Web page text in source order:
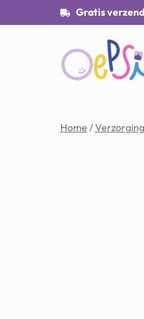
Gratis
Home /Verzorging